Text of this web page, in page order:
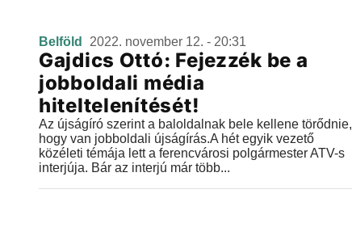
Belföld 2022. november 12. - 20:31
Gajdics Ottó: Fejezzék be a
jobboldali média
hiteltelenítését!
Az újságíró szerint a baloldalnak bele kellene törődnie,
hogy van jobboldali újságírás.A hét egyik vezető
közéleti témája lett a ferencvárosi polgármester ATV-s
interjúja. Bár az interjú már több...